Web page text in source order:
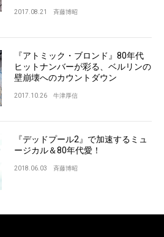
2017.08.21 斉藤博昭
『アトミック・ブロンド』80年代
ヒットナンバーが彩る、ベルリンの
壁崩壊へのカウントダウン
2017.10.26 牛津厚信
『デッドプール2』で加速するミュ
ージカル＆80年代愛！
2018.06.03 斉藤博昭